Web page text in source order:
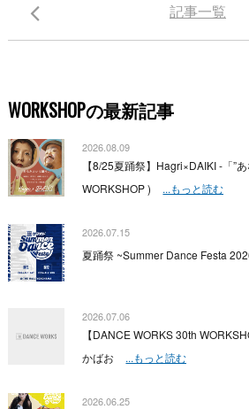
記事一覧
WORKSHOPの最新記事
2026.08.09
【8/25夏踊祭】Hagri×DAIKI -「”
WORKSHOP )
...もっと読む
2026.07.15
夏踊祭 ~Summer Dance Festa
2026.07.06
【DANCE WORKS 30th
かばお
...もっと読む
2026.06.25